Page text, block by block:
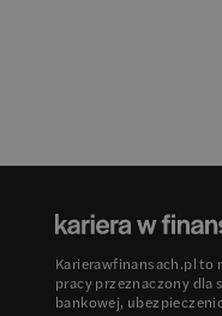
Karierawfinansach.pl to
pracy przeznaczony dla
bankowej,